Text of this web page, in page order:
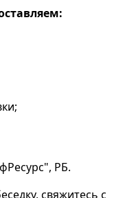
РБ.
свяжитесь с